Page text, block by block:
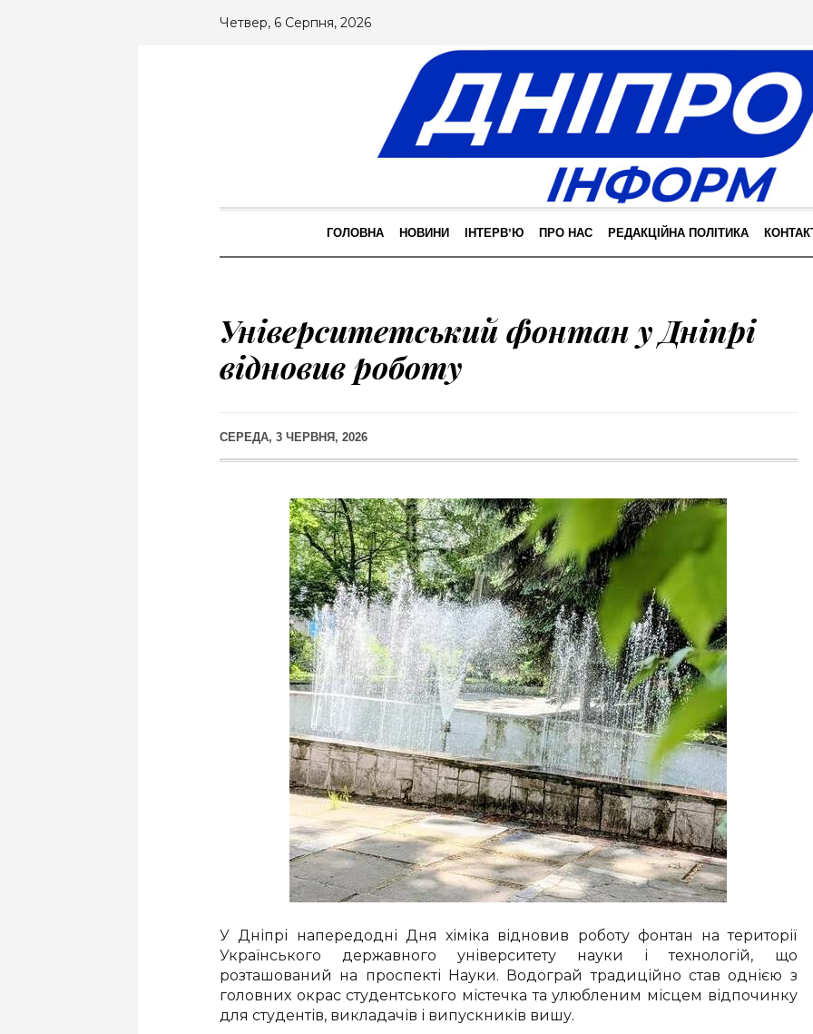
Четвер, 6 Серпня, 2026
ГОЛОВНА НОВИНИ ІНТЕРВʼЮ ПРО НАС РЕДАКЦІЙНА ПОЛІТИКА
Університетський фонтан у Дніпрі
відновив роботу
СЕРЕДА, 3 ЧЕРВНЯ, 2026
У Дніпрі напередодні Дня хіміка відновив роботу фонтан на території
Українського державного університету науки і технологій, що
розташований на проспекті Науки. Водограй традиційно став однією з
головних окрас студентського містечка та улюбленим місцем відпочинку
для студентів, викладачів і випускників вишу.